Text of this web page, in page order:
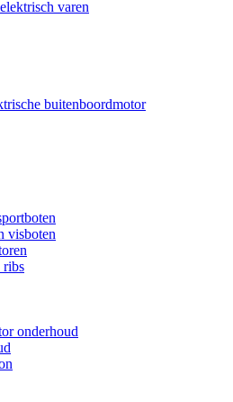
varen
buitenboordmotor
visboten
ribs
onderhoud